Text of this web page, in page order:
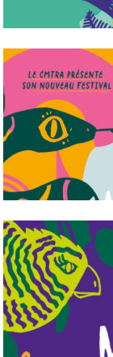
FESTIVAL SOÏO
Du 3 au 6 juillet
SOÏO MUNDO, LE
Du 4 au 7juillet 2024